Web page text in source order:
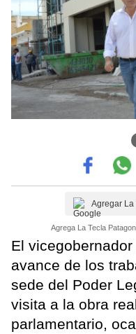
Agregar La
Agrega La Tecla
El
avance de los
sede del Poder
visita a la obra
parlamentario,